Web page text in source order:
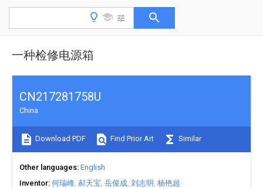
一种检修电源箱
CN217281758U
China
Download PDF Find Prior Art Similar
Other languages English
Inventor 何瑞峰 郝天宝 岳俊成 刘志明 杨艳超